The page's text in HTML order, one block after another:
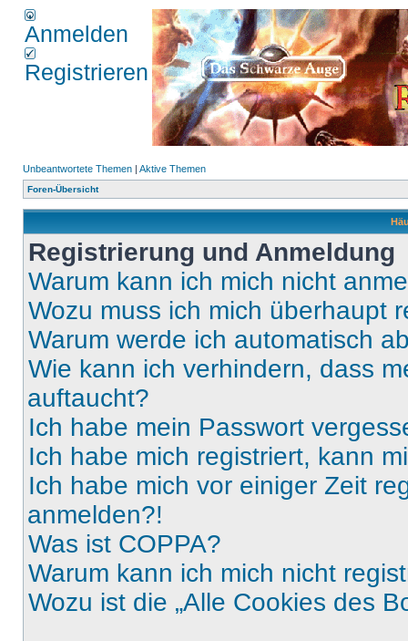
Anmelden
Registrieren
Unbeantwortete Themen | Aktive Themen
Foren-Übersicht
Registrierung und Anmeldung
Warum kann ich mich nicht
Wozu muss ich mich überhaupt
Warum werde ich automatisch
Wie kann ich verhindern, dass
auftaucht?
Ich habe mein Passwort
Ich habe mich registriert, kann
Ich habe mich vor einiger Zeit
anmelden?!
Was ist COPPA?
Warum kann ich mich nicht
Wozu ist die „Alle Cookies des